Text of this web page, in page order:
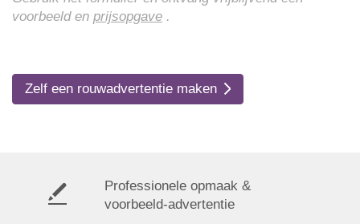
voorbeeld en prijsopgave .
Zelf een rouwadvertentie maken
Professionele opmaak &
voorbeeld-advertentie